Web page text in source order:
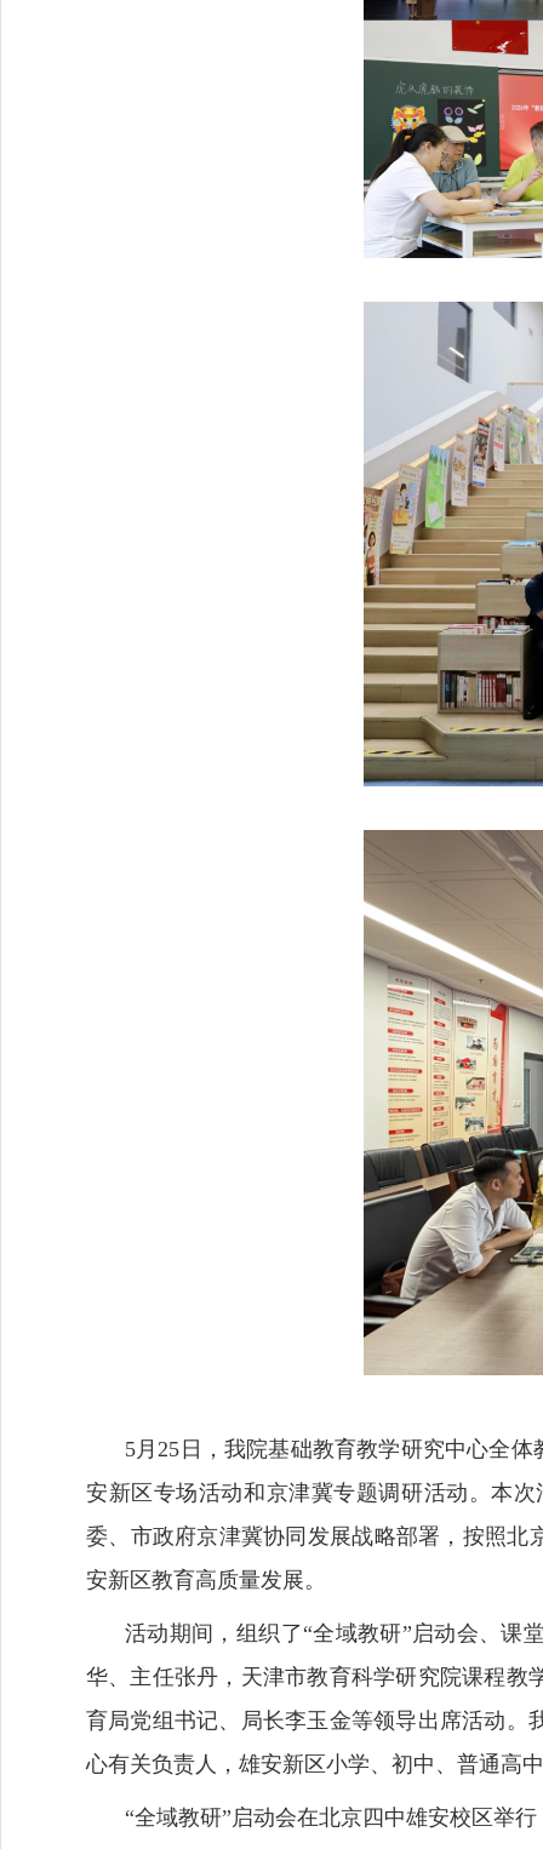
5月25日，我院基础教育教学研究中心全
安新区专场活动和京津冀专题调研活动。本
委、市政府京津冀协同发展战略部署，按照北
安新区教育高质量发展。
活动期间，组织了“全域教研”启动会、课
华、主任张丹，天津市教育科学研究院课程教
育局党组书记、局长李玉金等领导出席活动。
心有关负责人，雄安新区小学、初中、普通高
“全域教研”启动会在北京四中雄安校区举